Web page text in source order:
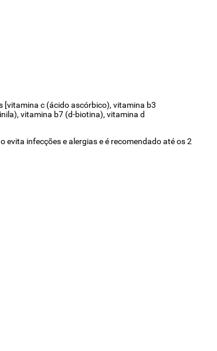
c (ácido ascórbico), vitamina b3
vitamina b7 (d-biotina), vitamina d
infecções e alergias e é recomendado até os 2